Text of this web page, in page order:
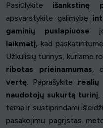
Pasiūlykite išankstinę
apsvarstykite galimybę
gaminių puslapiuose
laikmatį, kad
Užkulisių turinys, kuriame
ribotas prieinamumas,
vertę. Paprašykite realių
naudotojų sukurtą turinį,
tema ir sustiprindami
pasakojimu pagrįstas